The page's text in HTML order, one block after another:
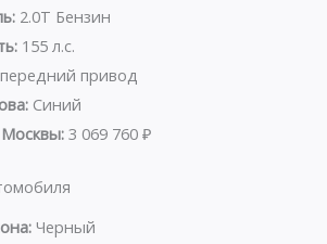
2.0T Бензин
155 л.с.
привод
Синий
3 069 760 ₽
Черный